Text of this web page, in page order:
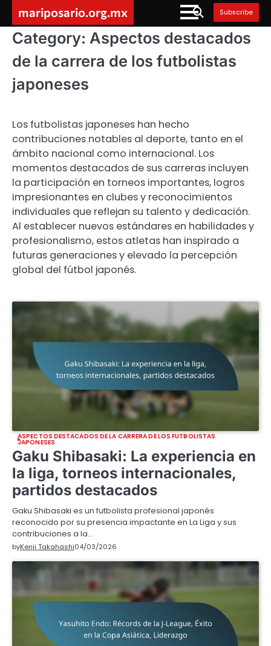
content
mariposario.org.mx Subscribe
Category: Aspectos destacados
de la carrera de los futbolistas
japoneses
Los futbolistas japoneses han hecho
contribuciones notables al deporte, tanto en el
ámbito nacional como internacional. Los
momentos destacados de sus carreras incluyen
la participación en torneos importantes, logros
impresionantes en clubes y reconocimientos
individuales que reflejan su talento y dedicación.
Al establecer nuevos estándares en habilidades y
profesionalismo, estos atletas han inspirado a
futuras generaciones y elevado la percepción
global del fútbol japonés.
ASPECTOS DESTACADOS DE LA CARRERA DE LOS FUTBOLISTAS
JAPONESES
Gaku Shibasaki: La experiencia en
la liga, torneos internacionales,
partidos destacados
Gaku Shibasaki es un futbolista profesional japonés
reconocido por su presencia impactante en La Liga y sus
contribuciones a la…
byKenji Takahashi04/03/2026